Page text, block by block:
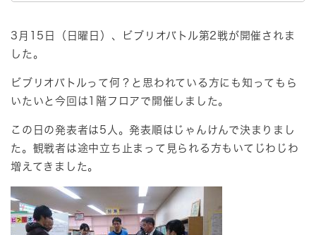
3月15日（日曜日）、ビブリオバトル第2戦が開催されま
した。
ビブリオバトルって何？と思われている方にも知ってもら
いたいと今回は1階フロアで開催しました。
この日の発表者は5人。発表順はじゃんけんで決まりまし
た。観戦者は途中立ち止まって見られる方もいてじわじわ
増えてきました。